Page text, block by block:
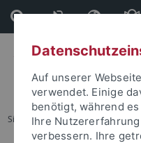
Direkt
zum
Inhalt
Direkt
zur
Fußleiste
Sie sind hier: Startseite
Auf unserer
verwendet. Einige
benötigt, während
Ihre
verbessern. Ihre